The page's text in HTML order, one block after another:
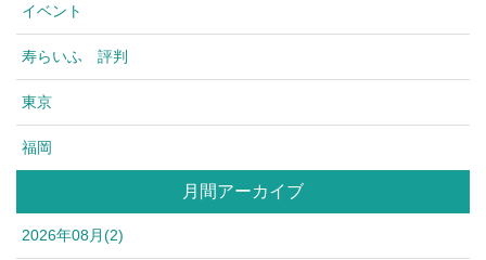
イベント
寿らいふ 評判
東京
福岡
月間アーカイブ
2026年08月(2)